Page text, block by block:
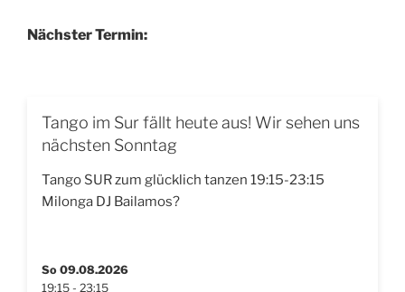
Nächster Termin:
Tango im Sur fällt heute aus! Wir sehen uns
nächsten Sonntag
Tango SUR zum glücklich tanzen 19:15-23:15
Milonga DJ Bailamos?
So 09.08.2026
19:15 - 23:15